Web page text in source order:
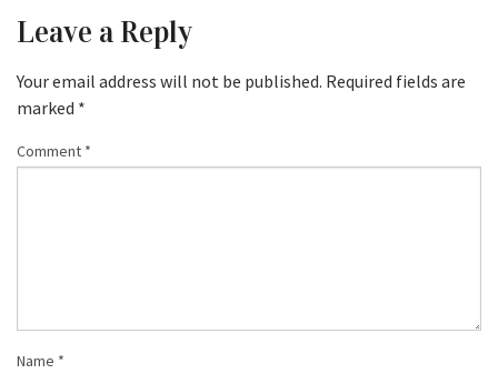
Leave a Reply
Your email address will not be published. Required fields are
marked *
Comment *
Name *